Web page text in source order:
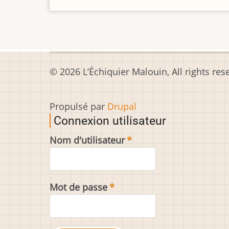
© 2026 L’Échiquier Malouin, All rights
Propulsé par Drupal
Connexion utilisateur
Nom d'utilisateur
Mot de passe